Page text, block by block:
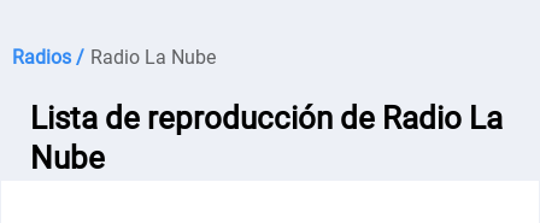
Radios / Radio La Nube
Lista de reproducción de Radio La
Nube